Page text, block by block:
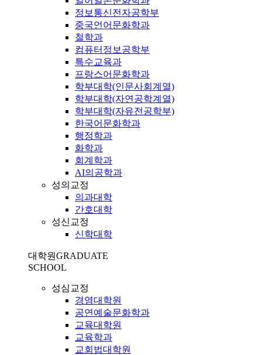
정보통신전자공학부
중국언어문화학과
철학과
컴퓨터정보공학부
특수교육과
프랑스어문화학과
학부대학(인문사회계열)
학부대학(자연공학계열)
학부대학(자유전공학부)
한국어문화학과
행정학과
화학과
회계학과
AI의공학과
성의교정
의과대학
간호대학
성신교정
신학대학
대학원GRADUATE
SCHOOL
성심교정
경영대학원
공연예술문화학과
교육대학원
교육학과
교회법대학원